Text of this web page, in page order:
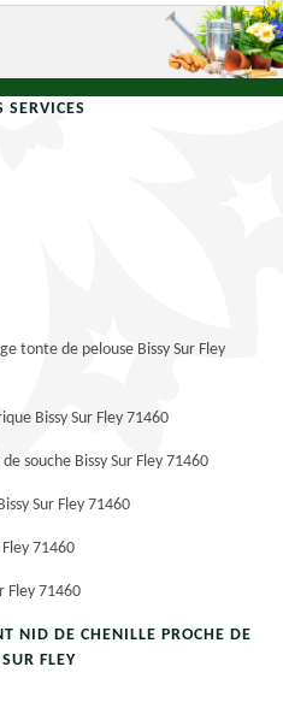
SERVICES
tonte de pelouse Bissy Sur Fley
Bissy Sur Fley 71460
souche Bissy Sur Fley 71460
Sur Fley 71460
71460
Fley 71460
NID DE CHENILLE PROCHE DE
FLEY